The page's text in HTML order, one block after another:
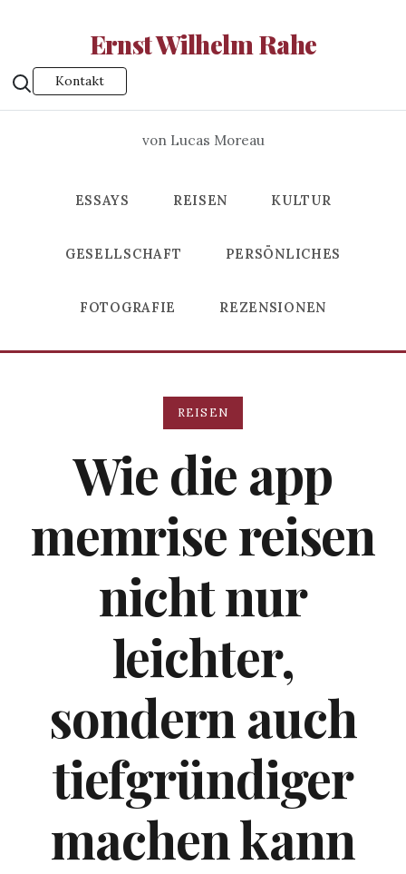
Ernst Wilhelm Rahe
Kontakt
von Lucas Moreau
ESSAYS REISEN KULTUR
GESELLSCHAFT PERSÖNLICHES
FOTOGRAFIE REZENSIONEN
REISEN
Wie die app
memrise reisen
nicht nur
leichter,
sondern auch
tiefgründiger
machen kann